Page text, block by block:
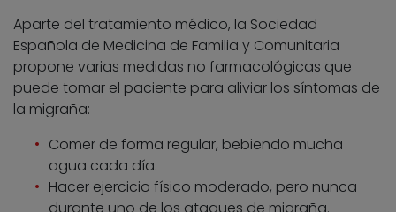
Aparte del tratamiento médico, la Sociedad
Española de Medicina de Familia y Comunitaria
propone varias medidas no farmacológicas que
puede tomar el paciente para aliviar los síntomas de
la migraña:
Comer de forma regular, bebiendo mucha
agua cada día.
Hacer ejercicio físico moderado, pero nunca